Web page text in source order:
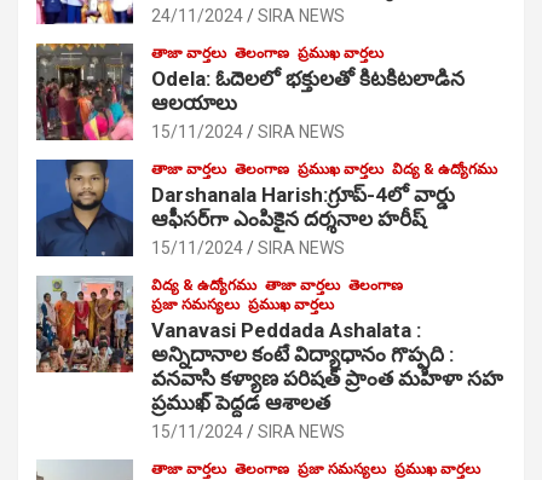
24/11/2024 SIRA NEWS
తాజా వార్తలు తెలంగాణ ప్రముఖ వార్తలు
Odela: ఓదెల‌లో భక్తులతో కిటకిటలాడిన
ఆల‌యాలు
15/11/2024 SIRA NEWS
తాజా వార్తలు తెలంగాణ ప్రముఖ వార్తలు విద్య & ఉద్యోగము
Darshanala Harish:గ్రూప్-4లో వార్డు
ఆఫీసర్‌గా ఎంపికైన దర్శనాల హరీష్
15/11/2024 SIRA NEWS
విద్య & ఉద్యోగము తాజా వార్తలు తెలంగాణ
ప్రజా సమస్యలు ప్రముఖ వార్తలు
Vanavasi Peddada Ashalata :
అన్నిదానాల కంటే విద్యాధానం గొప్పది :
వనవాసి కళ్యాణ పరిషత్ ప్రాంత మహిళా సహ
ప్రముఖ్ పెద్దడ ఆశాలత
15/11/2024 SIRA NEWS
తాజా వార్తలు తెలంగాణ ప్రజా సమస్యలు ప్రముఖ వార్తలు